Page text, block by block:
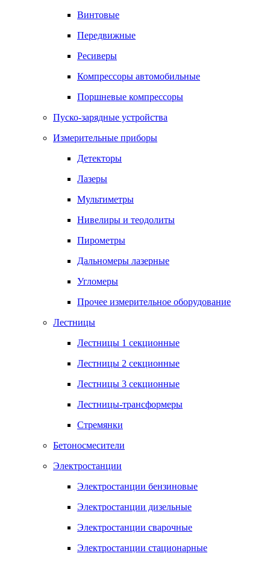
Винтовые
Передвижные
Ресиверы
Компрессоры автомобильные
Поршневые компрессоры
Пуско-зарядные устройства
Измерительные приборы
Детекторы
Лазеры
Мультиметры
Нивелиры и теодолиты
Пирометры
Дальномеры лазерные
Угломеры
Прочее измерительное оборудование
Лестницы
Лестницы 1 секционные
Лестницы 2 секционные
Лестницы 3 секционные
Лестницы-трансформеры
Стремянки
Бетоносмесители
Электростанции
Электростанции бензиновые
Электростанции дизельные
Электростанции сварочные
Электростанции стационарные